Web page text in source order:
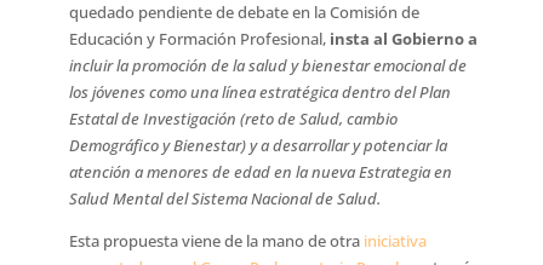
quedado pendiente de debate en la Comisión de
Educación y Formación Profesional, insta al Gobierno a
incluir la promoción de la salud y bienestar emocional de
los jóvenes como una línea estratégica dentro del Plan
Estatal de Investigación (reto de Salud, cambio
Demográfico y Bienestar) y a desarrollar y potenciar la
atención a menores de edad en la nueva Estrategia en
Salud Mental del Sistema Nacional de Salud.
Esta propuesta viene de la mano de otra iniciativa